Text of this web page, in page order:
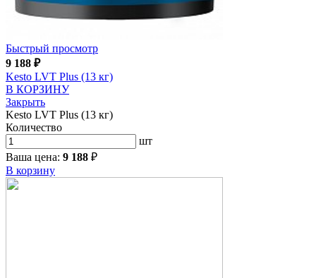
Быстрый просмотр
9 188 ₽
Kesto LVT Plus (13 кг)
В КОРЗИНУ
Закрыть
Kesto LVT Plus (13 кг)
Количество
шт
Ваша цена: 9 188 ₽
В корзину